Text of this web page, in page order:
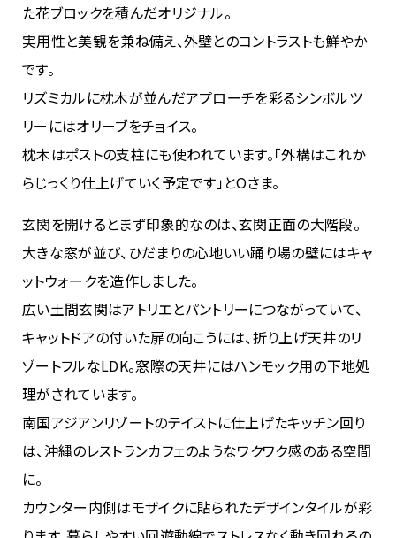
た花ブロックを積んだオリジナル。
実用性と美観を兼ね備え、外壁とのコントラストも鮮やか
です。
リズミカルに枕木が並んだアプローチを彩るシンボルツ
リーにはオリーブをチョイス。
枕木はポストの支柱にも使われています。「外構はこれか
らじっくり仕上げていく予定です」とOさま。
玄関を開けるとまず印象的なのは、玄関正面の大階段。
大きな窓が並び、ひだまりの心地いい踊り場の壁にはキャ
ットウォークを造作しました。
広い土間玄関はアトリエとパントリーにつながっていて、
キャットドアの付いた扉の向こうには、折り上げ天井のリ
ゾートフルなLDK。窓際の天井にはハンモック用の下地処
理がされています。
南国アジアンリゾートのテイストに仕上げたキッチン回り
は、沖縄のレストランカフェのようなワクワク感のある空間
に。
カウンター内側はモザイクに貼られたデザインタイルが彩